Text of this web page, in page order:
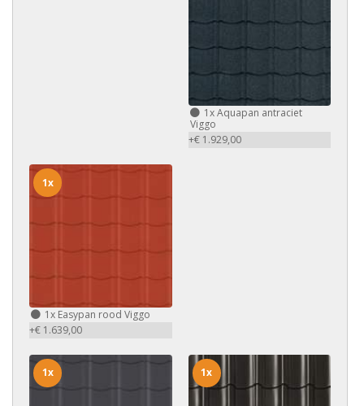
1xAquapan antraciet
Viggo
+€ 1.929,00
1x Easypan rood Viggo
+€ 1.639,00
1x
1x 1x